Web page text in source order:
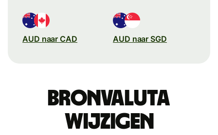
AUD naar CAD AUD naar SGD
Bronvaluta
wijzigen